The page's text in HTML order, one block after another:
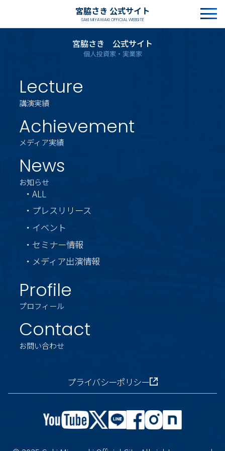
宮脇さき 公式サイト
SAKI MIYAWAKI OFFICIAL WEBSITE
宮脇さき 公式サイト
個人投資家・実業家
Lecture
講演実績
Achievement
メディア実績
News
お知らせ
・ALL
・プレスリリース
・イベント
・セミナー情報
・メディア出演情報
Profile
プロフィール
Contact
お問い合わせ
プライバシーポリシー